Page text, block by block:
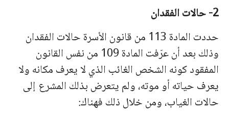
2- حالات الفقدان
حددت المادة 113 من قانون الأسرة حالات الفقدان
وذلك بعد أن عرّفت المادة 109 من نفس القانون
المفقود كونه الشخص الغائب الذي لا يعرف مكانه ولا
يعرف حياته أو موته، ولم يتعرض بذلك المشرع إلى
حالات الغياب، ومن خلال ذلك فهناك: